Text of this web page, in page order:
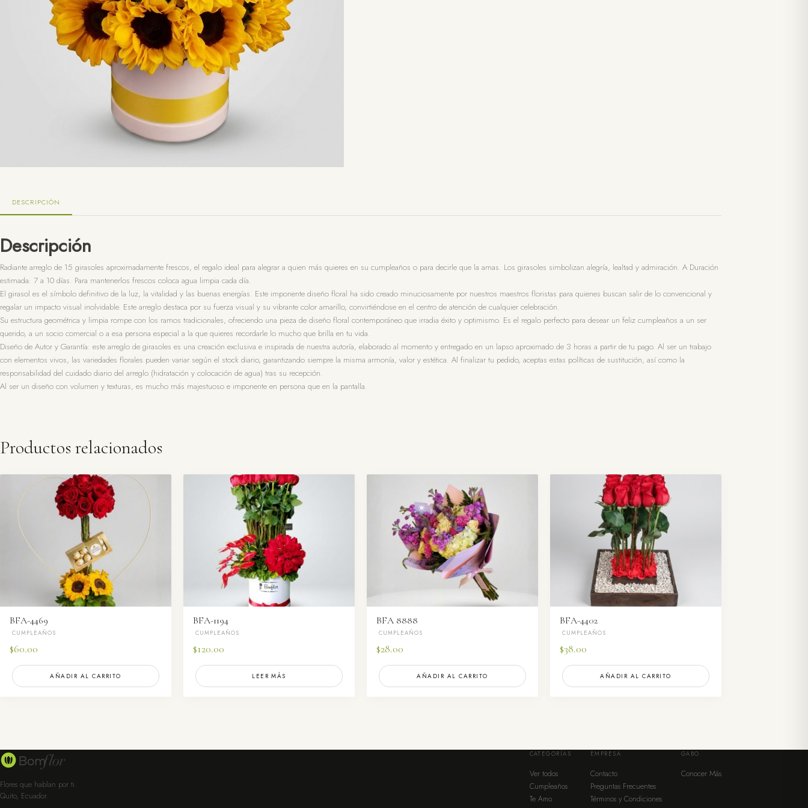
DESCRIPCIÓN
Descripción
Radiante arreglo de 15 girasoles aproximadamente frescos, el regalo ideal para alegrar a quien más quieres en su cumpleaños o para decirle que la amas. Los girasoles simbolizan alegría, lealtad y admiración. A Duración
estimada: 7 a 10 días. Para mantenerlos frescos coloca agua limpia cada día.
El girasol es el símbolo definitivo de la luz, la vitalidad y las buenas energías. Este imponente diseño floral ha sido creado minuciosamente por nuestros maestros floristas para quienes buscan salir de lo convencional y
regalar un impacto visual inolvidable. Este arreglo destaca por su fuerza visual y su vibrante color amarillo, convirtiéndose en el centro de atención de cualquier celebración.
Su estructura geométrica y limpia rompe con los ramos tradicionales, ofreciendo una pieza de diseño floral contemporáneo que irradia éxito y optimismo. Es el regalo perfecto para desear un feliz cumpleaños a un ser
querido, a un socio comercial o a esa persona especial a la que quieres recordarle lo mucho que brilla en tu vida.
Diseño de Autor y Garantía: este arreglo de girasoles es una creación exclusiva e inspirada de nuestra autoría, elaborado al momento y entregado en un lapso aproximado de 3 horas a partir de tu pago. Al ser un trabajo
con elementos vivos, las variedades florales pueden variar según el stock diario, garantizando siempre la misma armonía, valor y estética. Al finalizar tu pedido, aceptas estas políticas de sustitución, así como la
responsabilidad del cuidado diario del arreglo (hidratación y colocación de agua) tras su recepción.
Al ser un diseño con volumen y texturas, es mucho más majestuoso e imponente en persona que en la pantalla.
Productos relacionados
BFA-4469
CUMPLEAÑOS
$60.00
AÑADIR AL CARRITO
BFA-1194
CUMPLEAÑOS
$120.00
LEER MÁS
BFA 8888
CUMPLEAÑOS
$28.00
AÑADIR AL CARRITO
BFA-4402
CUMPLEAÑOS
$38.00
AÑADIR AL CARRITO
Flores que hablan por ti.
Quito, Ecuador.
CATEGORÍAS
Ver todos
Cumpleaños
Te Amo
EMPRESA
Contacto
Preguntas Frecuentes
Términos y Condiciones
GABO
Conocer Más